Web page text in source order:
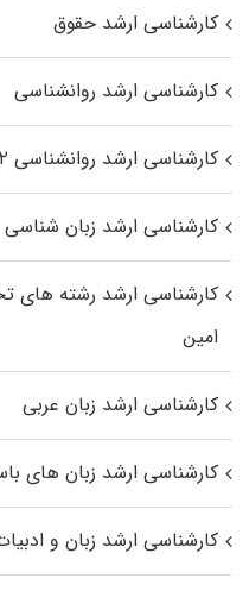
کارشناسی ارشد حقوق
کارشناسی ارشد روانشناسی
کارشناسی ارشد روانشناسی ۲
کارشناسی ارشد زبان شناسی
کارشناسی ارشد رﺷﺘﻪ ﻫﺎی
اﻣﻴﻦ
کارشناسی ارشد زبان عربی
کارشناسی ارشد زبان‌ های
کارشناسی ارشد زبان و